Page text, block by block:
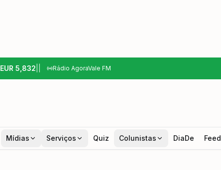
EUR 5,832 Rádio AgoraVale FM
Mídias Serviços Quiz Colunistas DiaDe Feed